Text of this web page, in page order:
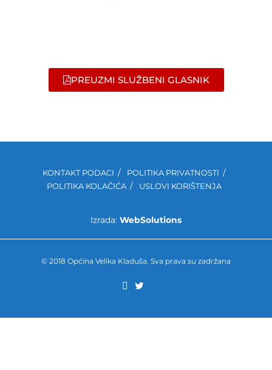
PREUZMI SLUŽBENI GLASNIK
KONTAKT PODACI
POLITIKA PRIVATNOSTI
POLITIKA KOLAČIĆA
USLOVI KORIŠTENJA
Izrada: WebSolutions
© 2018 Općina Velika Kladuša. Sva prava su zadržana